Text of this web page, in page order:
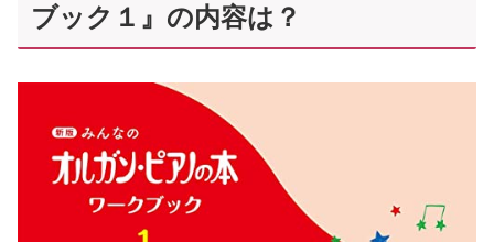
ブック１』の内容は？